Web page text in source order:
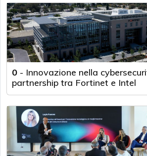
0 - Innovazione nella
partnership tra Fortinet e Intel